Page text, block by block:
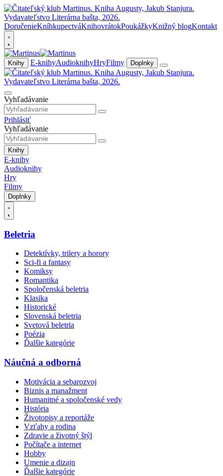
DoručenieKníhkupectváKnihovrátokPoukážkyKnižný blogKontakt
Knihy E-knihyAudioknihyHryFilmy Doplnky
Vyhľadávanie
Prihlásiť
Vyhľadávanie
Knihy
E-knihy
Audioknihy
Hry
Filmy
Doplnky
Beletria
Detektívky, trilery a horory
Sci-fi a fantasy
Komiksy
Romantika
Spoločenská beletria
Klasika
Historické
Slovenská beletria
Svetová beletria
Poézia
Ďalšie kategórie
Náučná a odborná
Motivácia a sebarozvoj
Biznis a manažment
Humanitné a spoločenské vedy
História
Životopisy a reportáže
Vzťahy a rodina
Zdravie a životný štýl
Počítače a internet
Hobby
Umenie a dizajn
Ďalšie kategórie